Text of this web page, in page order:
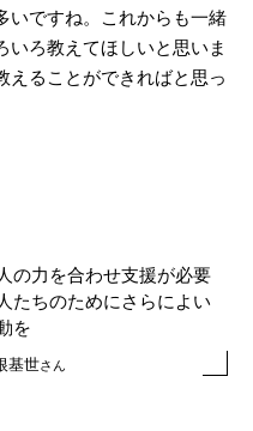
いですね。これからも一緒
いろ教えてほしいと思いま
えることができればと思っ
の力を合わせ支援が必要
たちのために さらによい
を
基世さん